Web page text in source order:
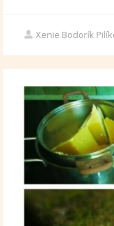
Xenie Bodorík